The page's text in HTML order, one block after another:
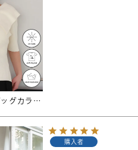
UVケア/抗ピルビッグカラー半袖リブニット
購入者